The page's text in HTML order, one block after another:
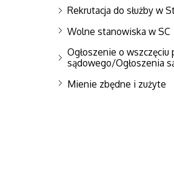
Rekrutacja do służby w
Wolne stanowiska w SC
Ogłoszenie o wszczęciu
sądowego/Ogłoszenia
Mienie zbędne i zużyte